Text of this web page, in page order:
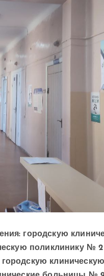
городскую
поликлинику № 2